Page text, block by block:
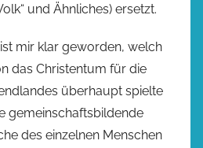
und Ähnliches) ersetzt.
mir klar geworden, welch
das Christentum für die
überhaupt spielte
gemeinschaftsbildende
des einzelnen Menschen